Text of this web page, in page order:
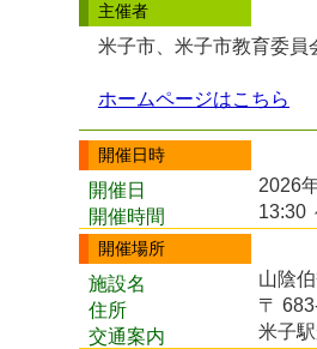
主催者
米子市、米子市教育委員
ホームページはこちら
開催日時
開催日
2026
開催時間
13:30
開催場所
施設名
山陰
住所
〒
交通案内
米子